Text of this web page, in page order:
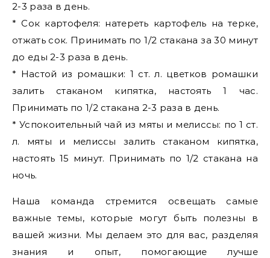
2-3 раза в день.
* Сок картофеля: натереть картофель на терке,
отжать сок. Принимать по 1/2 стакана за 30 минут
до еды 2-3 раза в день.
* Настой из ромашки: 1 ст. л. цветков ромашки
залить стаканом кипятка, настоять 1 час.
Принимать по 1/2 стакана 2-3 раза в день.
* Успокоительный чай из мяты и мелиссы: по 1 ст.
л. мяты и мелиссы залить стаканом кипятка,
настоять 15 минут. Принимать по 1/2 стакана на
ночь.
Наша команда стремится освещать самые
важные темы, которые могут быть полезны в
вашей жизни. Мы делаем это для вас, разделяя
знания и опыт, помогающие лучше